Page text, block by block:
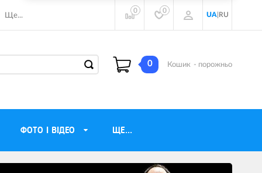
Ще...
0 0
UA| RU
0 Кошик - порожньо
ФОТО І ВІДЕО ЩЕ...